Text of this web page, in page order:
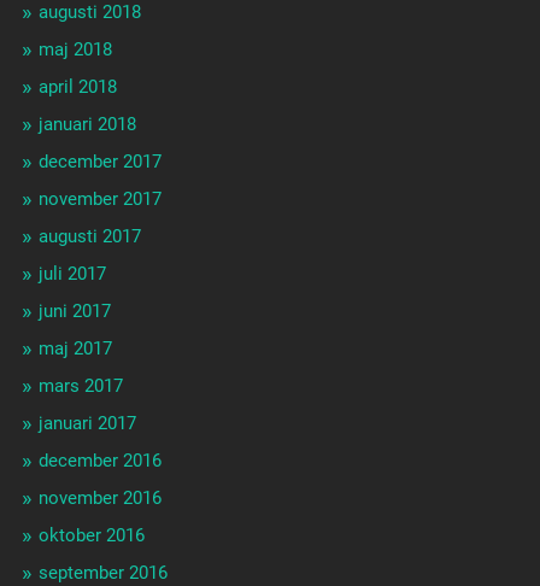
augusti 2018
maj 2018
april 2018
januari 2018
december 2017
november 2017
augusti 2017
juli 2017
juni 2017
maj 2017
mars 2017
januari 2017
december 2016
november 2016
oktober 2016
september 2016